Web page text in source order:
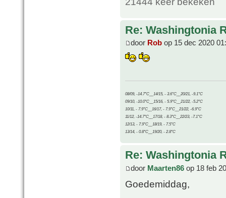
Re: Washingtonia
door Rob op 15 dec 2020
08/09, -14.7°C__14/15, - 3.6°C__20/21, -9.1°C
09/10, -10.0°C__15/16, - 5.9°C__21/22, -5.2°C
10/11, - 7.9°C__16/17, - 7.9°C__21/22, -6.9°C
11/12, -14.7°C__17/18, - 8.3°C__22/23, -7.1°C
12/13, - 7.9°C__18/19, - 7.5°C
13/14, - 0.8°C__19/20, - 2.8°C
Re: Washingtonia
door Maarten86 op 18 feb
Goedemiddag,